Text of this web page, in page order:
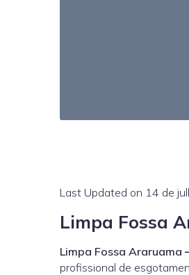
Last Updated on 14 de
Limpa Fossa
Limpa Fossa Araruama
profissional de